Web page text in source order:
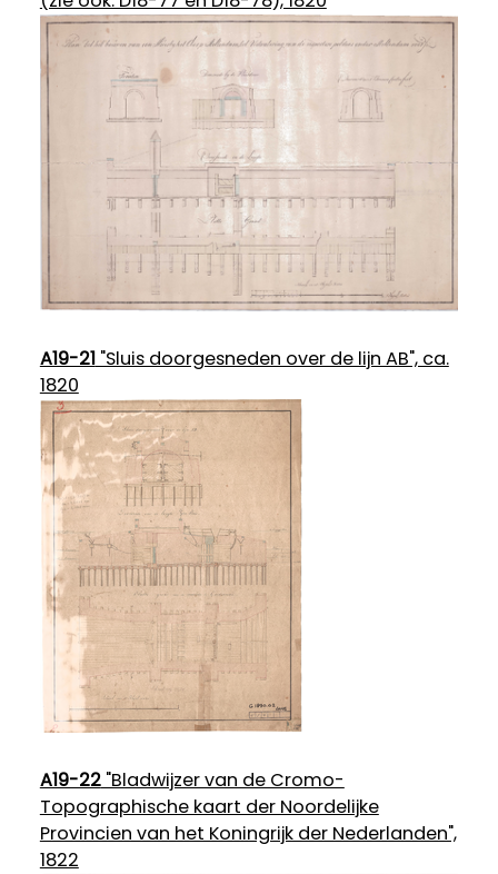
A19-21"Sluis doorgesneden over de lijn AB", ca.
1820
A19-22"Bladwijzer van de Cromo-
Topographische kaart der Noordelijke
Provincien van het Koningrijk der Nederlanden",
1822